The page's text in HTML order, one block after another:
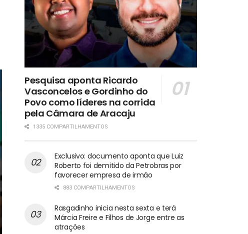
Pesquisa aponta Ricardo
Vasconcelos e Gordinho do
Povo como líderes na corrida
pela Câmara de Aracaju
1335 COMPARTILHAMENTOS
Exclusivo: documento aponta que Luiz
Roberto foi demitido da Petrobras por
favorecer empresa de irmão
883 COMPARTILHAMENTOS
Rasgadinho inicia nesta sexta e terá
Márcia Freire e Filhos de Jorge entre as
atrações